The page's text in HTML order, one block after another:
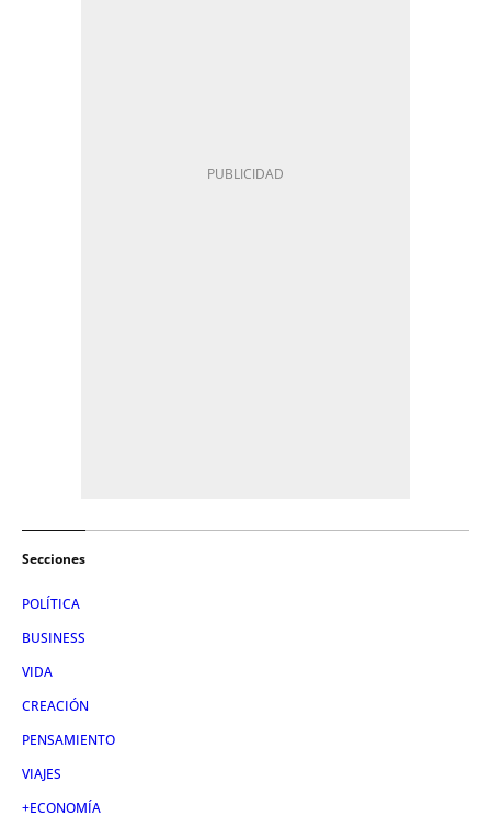
Secciones
POLÍTICA
BUSINESS
VIDA
CREACIÓN
PENSAMIENTO
VIAJES
+ECONOMÍA